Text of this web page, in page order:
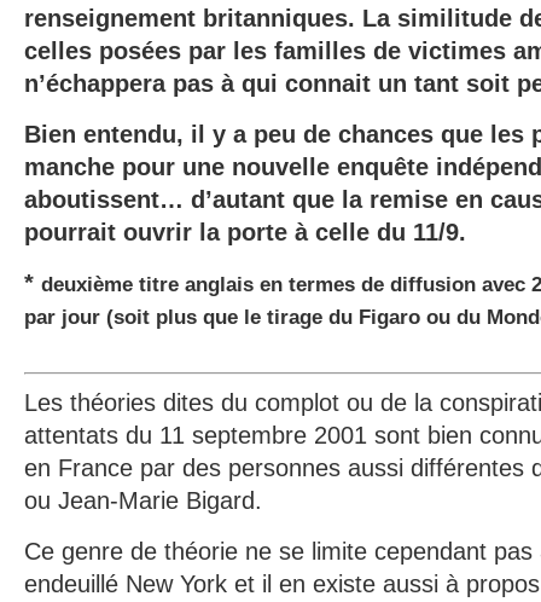
renseignement britanniques. La similitude
celles posées par les familles de victimes
n’échappera pas à qui connait un tant soit
Bien entendu, il y a peu de chances que les
manche pour une nouvelle enquête
aboutissent… d’autant que la remise en
pourrait ouvrir la porte à celle du 11/9.
* deuxième titre anglais en termes de diffusion avec
par jour (soit plus que le tirage du Figaro ou du
Les théories dites du complot ou de la
attentats du 11 septembre 2001 sont bien
en France par des personnes aussi différentes
ou Jean-Marie Bigard.
Ce genre de théorie ne se limite cependant
endeuillé New York et il en existe aussi à